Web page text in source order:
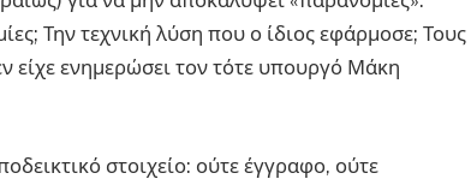
Την τεχνική λύση που ο ίδιος εφάρμοσε; Τους
είχε ενημερώσει τον τότε υπουργό Μάκη
στοιχείο: ούτε έγγραφο, ούτε